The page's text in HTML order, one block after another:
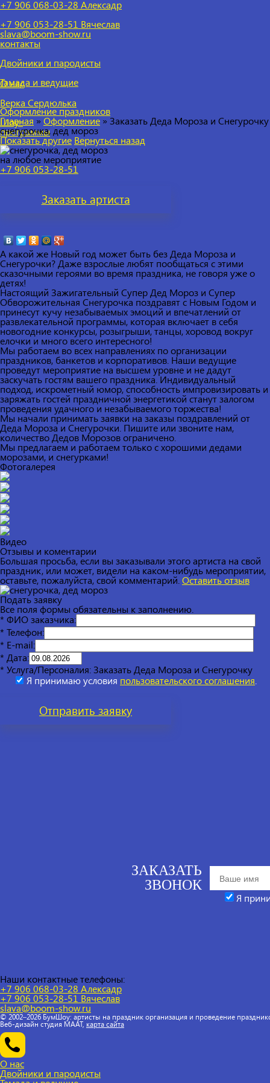
+7 906 068-03-28 Алексадр
+7 906 053-28-51 Вячеслав
slava@boom-show.ru
контакты
О нас
Двойники и пародисты
Верка Сердюлька
Тамада и ведущие
Шоу-
программы
Оформление праздников
Главная »Оформление »Заказать Деда Мороза и Снегурочку
снегурочка, дед мороз
Показать другие Вернуться назад
на любое мероприятие
+7 906 053-28-51
Заказать артиста
А какой же Новый год может быть без Деда Мороза и
Снегурочки? Даже взрослые любят пообщаться с этими
сказочными героями во время праздника, не говоря уже о
детях!
Настоящий Зажигательный Супер Дед Мороз и Супер
Обворожительная Снегурочка поздравят с Новым Годом и
принесут кучу незабываемых эмоций и впечатлений от
развлекательной программы, которая включает в себя
новогодние конкурсы, розыгрыши, танцы, хоровод вокруг
елочки и много всего интересного!
Мы работаем во всех направлениях по организации
праздников, банкетов и корпоративов. Наши ведущие
проведут мероприятие на высшем уровне и не дадут
заскучать гостям вашего праздника. Индивидуальный
подход, искрометный юмор, способность импровизировать и
заряжать гостей праздничной энергетикой станут залогом
проведения удачного и незабываемого торжества!
Мы начали принимать заявки на заказы поздравлений от
Деда Мороза и Снегурочки. Пишите или звоните нам,
количество Дедов Морозов ограничено.
Мы предлагаем и работаем только с хорошими дедами
морозами, и снегурками!
Фотогалерея
Видео
Отзывы и коментарии
Большая просьба, если вы заказывали этого артиста на свой
праздник, или может, видели на каком-нибудь мероприятии,
оставьте, пожалуйста, свой комментарий. Оставить отзыв
Подать заявку
Все поля формы обязательны к заполнению.
* ФИО заказчика:
* Телефон:
* E-mail:
* Дата:
* Услуга/Персоналия:Заказать Деда Мороза и Снегурочку
Я принимаю условия пользовательского соглашения
Отправить заявку
ЗАКАЗАТЬ
ЗВОНОК
Я
Наши контактные телефоны:
+7 906 068-03-28 Алексадр
+7 906 053-28-51 Вячеслав
slava@boom-show.ru
© 2002–2026 БумШоу: артисты на праздник организация и проведение
Веб-дизайн студия МААТ, карта сайта
О нас
Двойники и пародисты